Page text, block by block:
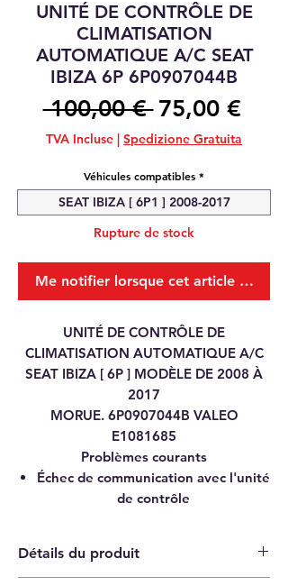
UNITÉ DE CONTRÔLE DE
CLIMATISATION
AUTOMATIQUE A/C SEAT
IBIZA 6P 6P0907044B
100,00 € Prix
original
75,00 €Prix
TVA Incluse | Spedizione Gratuita
Véhicules compatibles *
SEAT IBIZA [ 6P1 ] 2008-2017
Rupture de stock
Me notifier lorsque cet article est
UNITÉ DE CONTRÔLE DE
CLIMATISATION AUTOMATIQUE A/C
SEAT IBIZA [ 6P ] MODÈLE DE 2008 À
2017
MORUE. 6P0907044B VALEO
E1081685
Problèmes courants
Échec de communication avec l'unité
de contrôle
Détails du produit